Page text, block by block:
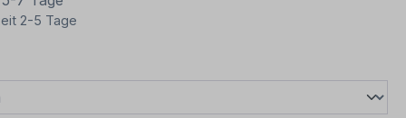
2-5 Tage